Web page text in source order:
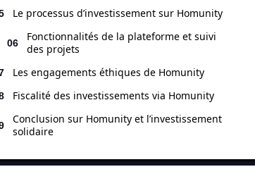
Le processus d’investissement sur Homunity
Fonctionnalités de la plateforme et suivi
des projets
Les engagements éthiques de Homunity
Fiscalité des investissements via Homunity
Conclusion sur Homunity et l’investissement
solidaire